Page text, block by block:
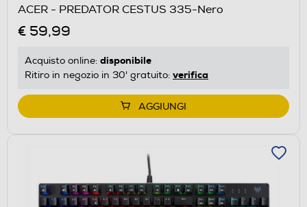
ACER - PREDATOR CESTUS 335-Nero
€ 59,99
Acquisto online: disponibile
Ritiro in negozio in 30' gratuito: verifica
AGGIUNGI